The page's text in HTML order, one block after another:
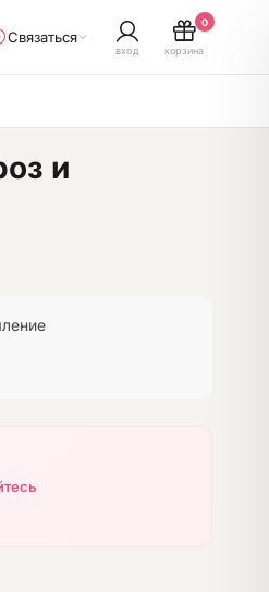
Связаться
вход корзина
0
и